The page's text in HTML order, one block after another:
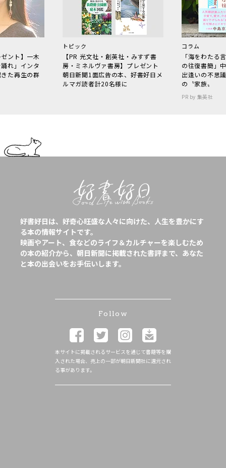
ント】一木
れ」インタ
た再生の群
トピック
【PR 光文社・創英社・みすず書
房・ミネルヴァ書房】プレゼント
朝日新聞1面広告の本、好書好日メ
ルマガ読者計20名様に
コラム
「海をわた
の往復書簡」
出逢いの不思
の〝家族〟
PR by 集英社
好書好日は、好奇心旺盛な人々に向けた、人生を豊かにす
る本の情報サイトです。
映画やアート、食などのライフ＆カルチャーを楽しむため
の本の紹介から、朝日新聞に掲載された書評まで、あなた
と本の出会いをお手伝いします。
Follow
本サイトに掲載されるサービスを通じて書籍等を購
入された場合、売上の一部が朝日新聞社に還元され
る事があります。